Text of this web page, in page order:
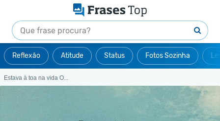
Reflexão Atitude Status Fotos Sozinha
Estava à toa na vida O...